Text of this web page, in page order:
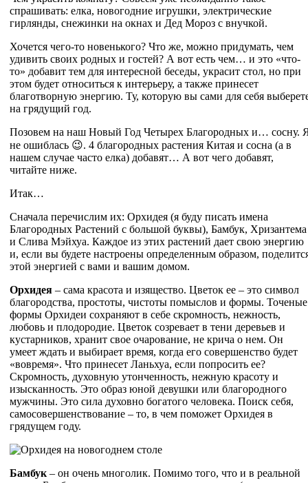
спрашивать: елка, новогодние игрушки, электрические
гирлянды, снежинки на окнах и Дед Мороз с внучкой.
Хочется чего-то новенького? Что же, можно придумать, чем
удивить своих родных и гостей? А вот есть чем… и это «что-
то» добавит тем для интересной беседы, украсит стол, но при
этом будет относиться к интерьеру, а также принесет
благотворную энергию. Ту, которую вы сами для себя
на грядущий год.
Позовем на наш Новый Год Четырех Благородных и… сосну.
не ошиблась 😉. 4 благородных растения Китая и сосна (а в
нашем случае часто елка) добавят… А вот чего добавят,
читайте ниже.
Итак…
Сначала перечислим их: Орхидея (я буду писать имена
Благородных Растений с большой буквы), Бамбук, Хризантема
и Слива Мэйхуа. Каждое из этих растений дает свою энергию
и, если вы будете настроены определенным образом,
этой энергией с вами и вашим домом.
Орхидея – сама красота и изящество. Цветок ее – это символ
благородства, простоты, чистоты помыслов и формы. Точеные
формы Орхидеи сохраняют в себе скромность, нежность,
любовь и плодородие. Цветок созревает в тени деревьев и
кустарников, хранит свое очарование, не крича о нем. Он
умеет ждать и выбирает время, когда его совершенство будет
«вовремя». Что принесет Ланьхуа, если попросить ее?
Скромность, духовную утонченность, нежную красоту и
изысканность. Это образ юной девушки или благородного
мужчины. Это сила духовно богатого человека. Поиск себя,
самосовершенствование – то, в чем поможет Орхидея в
грядущем году.
Бамбук – он очень многолик. Помимо того, что и в реальной